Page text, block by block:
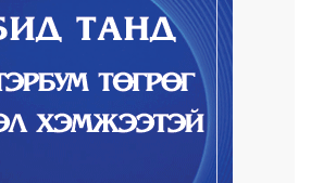
Улаанбаатарт өдөртөө 30 хэм дулаан